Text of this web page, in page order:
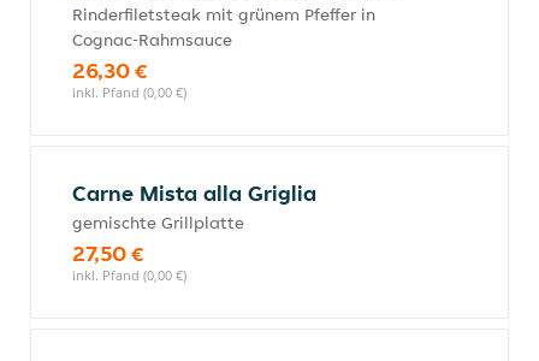
Rinderfiletsteak mit grünem Pfeffer in
Cognac-Rahmsauce
26,30 €
inkl. Pfand (0,00 €)
Carne Mista alla Griglia
gemischte Grillplatte
27,50 €
inkl. Pfand (0,00 €)